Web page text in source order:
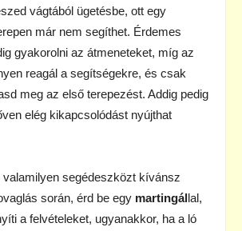
vágtából ügetésbe, ott egy
már nem segíthet. Érdemes
gyakorolni az átmeneteket, míg az
reagál a segítségekre, és csak
meg az első terepezést. Addig pedig
elég kikapcsolódást nyújthat
valamilyen segédeszközt kívánsz
során, érd be egy martingállal,
a felvételeket, ugyanakkor, ha a ló